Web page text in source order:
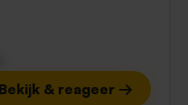
Bekijk & reageer →